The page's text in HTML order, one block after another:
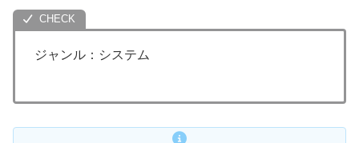
ジャンル：システム